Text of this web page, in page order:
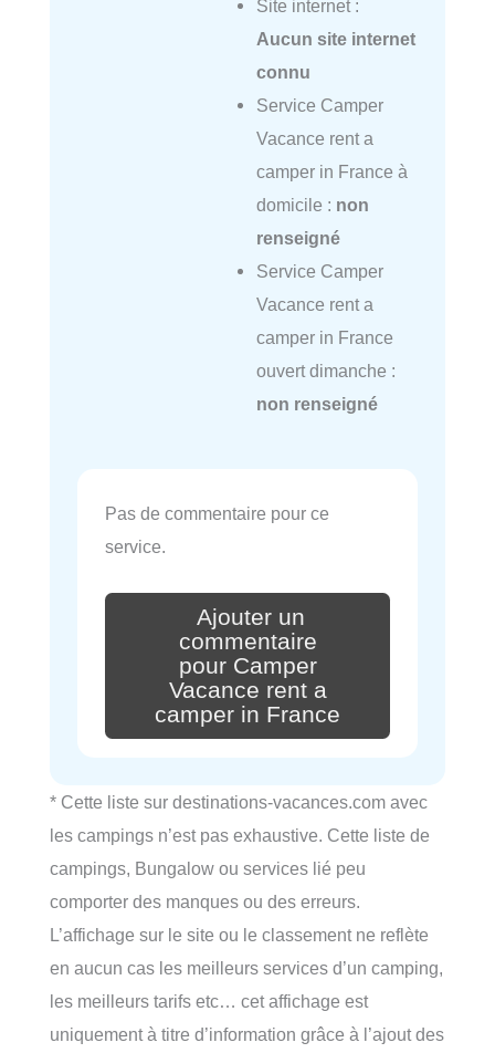
Site internet :
Aucun site internet
connu
Service Camper
Vacance rent a
camper in France à
domicile : non
renseigné
Service Camper
Vacance rent a
camper in France
ouvert dimanche :
non renseigné
Pas de commentaire pour ce
service.
Ajouter un
commentaire
pour Camper
Vacance rent a
camper in France
* Cette liste sur destinations-vacances.com avec
les campings n’est pas exhaustive. Cette liste de
campings, Bungalow ou services lié peu
comporter des manques ou des erreurs.
L’affichage sur le site ou le classement ne reflète
en aucun cas les meilleurs services d’un camping,
les meilleurs tarifs etc… cet affichage est
uniquement à titre d’information grâce à l’ajout des